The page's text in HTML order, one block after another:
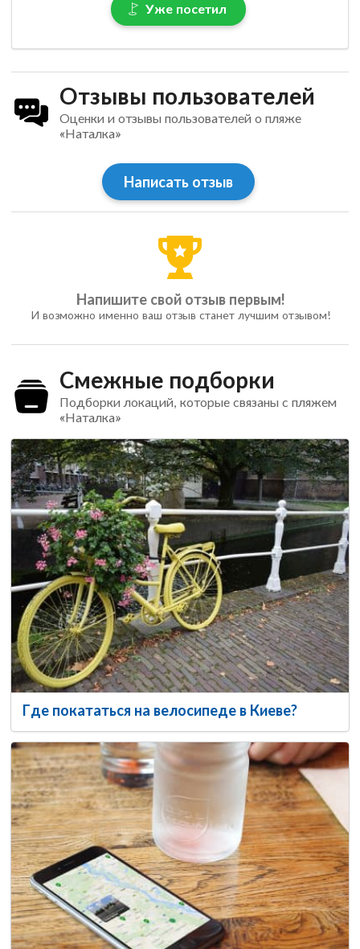
Уже посетил
Отзывы пользователей
Оценки и отзывы пользователей о пляже
«Наталка»
Написать отзыв
Напишите свой отзыв первым!
И возможно именно ваш отзыв станет лучшим отзывом!
Смежные подборки
Подборки локаций, которые связаны с пляжем
«Наталка»
Где покататься на велосипеде в Киеве?